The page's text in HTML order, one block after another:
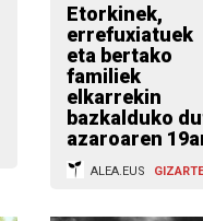
Etorkinek,
errefuxiatuek
eta bertako
familiek
elkarrekin
bazkalduko
azaroaren
ALEA.EUS